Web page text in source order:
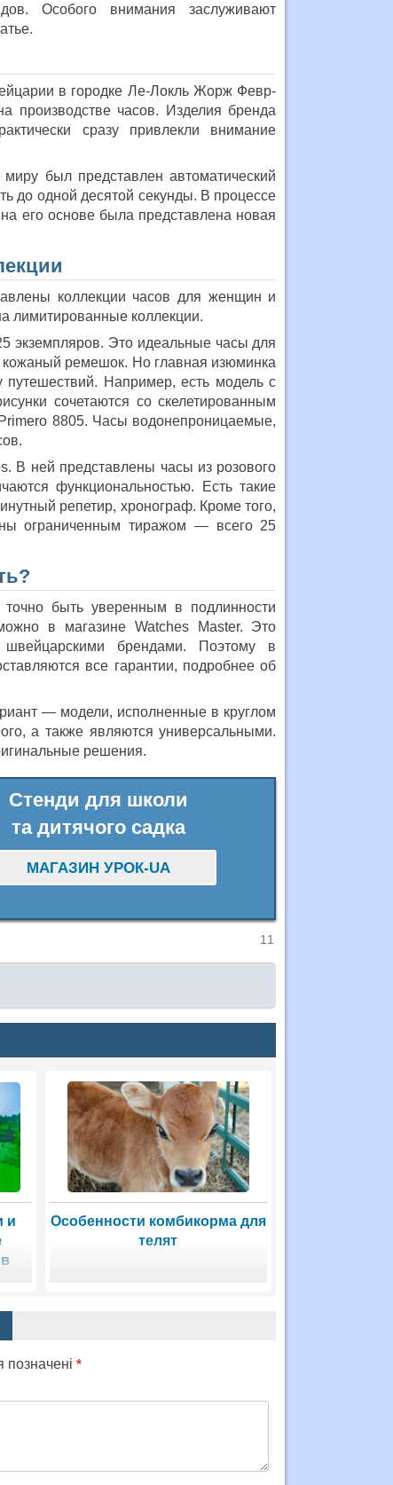
Особого внимания заслуживают
в городке Ле-Локль Жорж Февр-
производстве часов. Изделия бренда
сразу привлекли внимание
был представлен автоматический
до одной десятой секунды. В процессе
его основе была представлена новая
коллекции часов для женщин и
лимитированные коллекции.
экземпляров. Это идеальные часы для
кожаный ремешок. Но главная изюминка
Например, есть модель с
сочетаются со скелетированным
8805. Часы водонепроницаемые,
В ней представлены часы из розового
функциональностью. Есть такие
репетир, хронограф. Кроме того,
ограниченным тиражом — всего 25
быть уверенным в подлинности
в магазине Watches Master. Это
брендами. Поэтому в
все гарантии, подробнее об
— модели, исполненные в круглом
а также являются универсальными.
решения.
Стенди для школи
та дитячого садка
МАГАЗИН УРОК-UA
11
и
Особенности комбикорма для
телят
позначені *